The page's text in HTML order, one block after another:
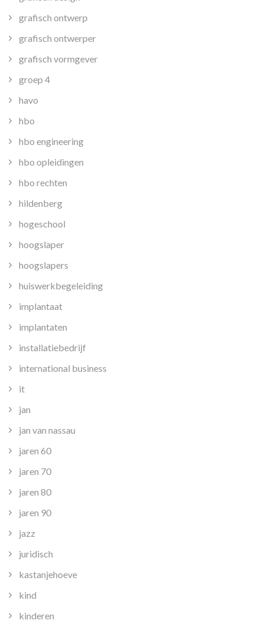
grafisch ontwerp
grafisch ontwerper
grafisch vormgever
groep 4
havo
hbo
hbo engineering
hbo opleidingen
hbo rechten
hildenberg
hogeschool
hoogslaper
hoogslapers
huiswerkbegeleiding
implantaat
implantaten
installatiebedrijf
international business
it
jan
jan van nassau
jaren 60
jaren 70
jaren 80
jaren 90
jazz
juridisch
kastanjehoeve
kind
kinderen